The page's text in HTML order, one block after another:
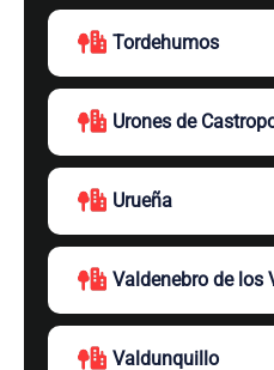
Tordehumos
Urones de
Urueña
Valdenebro de los
Valdunquillo